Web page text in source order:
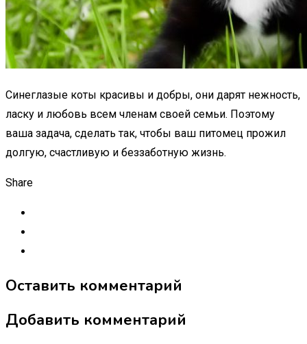
Синеглазые коты красивы и добры, они дарят нежность,
ласку и любовь всем членам своей семьи. Поэтому
ваша задача, сделать так, чтобы ваш питомец прожил
долгую, счастливую и беззаботную жизнь.
Share
Оставить комментарий
Добавить комментарий